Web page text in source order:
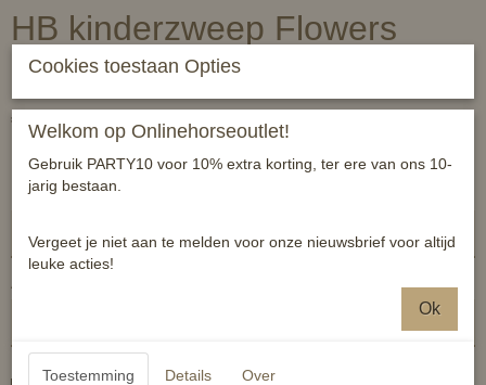
HB kinderzweep Flowers
glitter - 49cm
€ 8,99 (inclusief btw 21%)
Op voorraad
Flower
Aantal
Cookies toestaan Opties
Welkom op Onlinehorseoutlet!
Gebruik PARTY10 voor 10% extra korting, ter ere van ons 10-
jarig bestaan.
Vergeet je niet aan te melden voor onze nieuwsbrief voor altijd
leuke acties!
Ok
Toestemming Details Over